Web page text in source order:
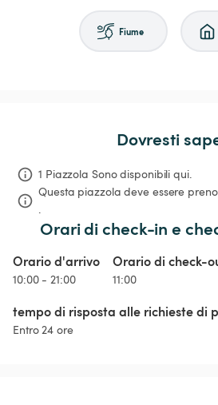
Fiume
Dovresti
1 Piazzola Sono disponibili qui.
Questa piazzola deve essere
.
Orari di check-in e
Orario d'arrivo
10:00 - 21:00
Orario di check-
11:00
tempo di risposta alle richieste di
Entro 24 ore